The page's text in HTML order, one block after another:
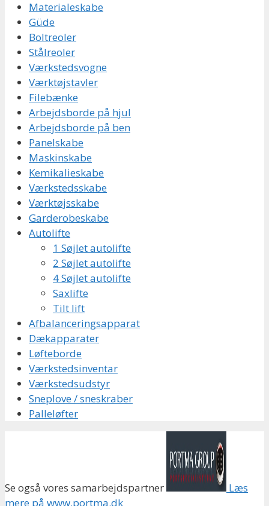
Materialeskabe
Güde
Boltreoler
Stålreoler
Værkstedsvogne
Værktøjstavler
Filebænke
Arbejdsborde på hjul
Arbejdsborde på ben
Panelskabe
Maskinskabe
Kemikalieskabe
Værkstedsskabe
Værktøjsskabe
Garderobeskabe
Autolifte
1 Søjlet autolifte
2 Søjlet autolifte
4 Søjlet autolifte
Saxlifte
Tilt lift
Afbalanceringsapparat
Dækapparater
Løfteborde
Værkstedsinventar
Værkstedsudstyr
Sneplove / sneskraber
Palleløfter
Se også vores samarbejdspartner
Læs
mere på www.portma.dk